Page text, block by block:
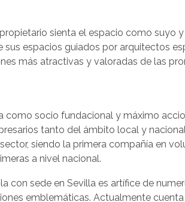
sienta el espacio como suyo
espacios guiados por arquitectos
más atractivas y valoradas de las
como socio fundacional y máximo
tanto del ámbito local y
siendo la primera compañía en
a nivel nacional.
con sede en Sevilla es artífice de
emblemáticas. Actualmente